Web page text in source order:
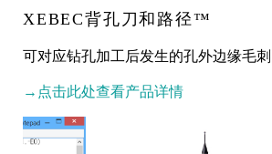
XEBEC背孔刀和路径™
可对应钻孔加工后发生的孔外边缘毛
→点击此处查看产品详情